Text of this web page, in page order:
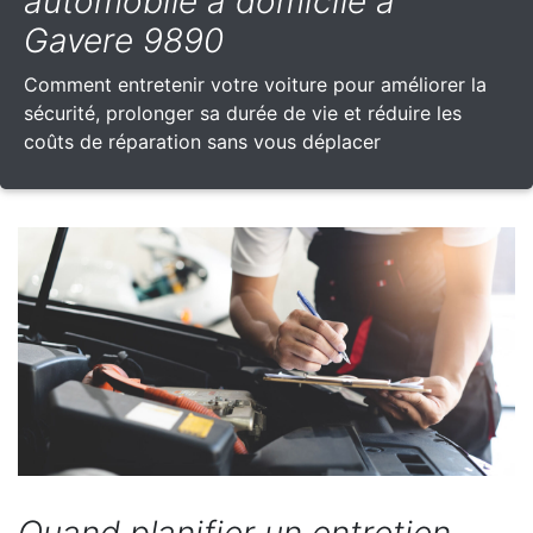
Gavere 9890
Comment entretenir votre voiture pour améliorer la
sécurité, prolonger sa durée de vie et réduire les
coûts de réparation sans vous déplacer